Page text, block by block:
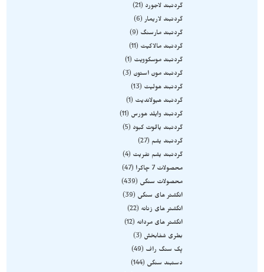
گردنبند لاجورد
21
گردنبند لاریمار 6
گردنبند مارسنگ
9
گردنبند مالاکیت
11
گردنبند موسکوویت
1
گردنبند مون استون
3
گردنبند هولیت
13
گردنبند هیولاندیت
1
گردنبند وایلد هورس
11
گردنبند یاقوت کبود
5
گردنبند یشم
27
گردنبند یشم نفریت
4
محصولات 7 چاکرا
47
محصولات سنگی
439
انگشتر های سنگی
39
انگشتر های زنانه
22
انگشتر های مردانه
12
بطری شفابخش
3
پک سنگ راف
49
دستبند سنگی
144